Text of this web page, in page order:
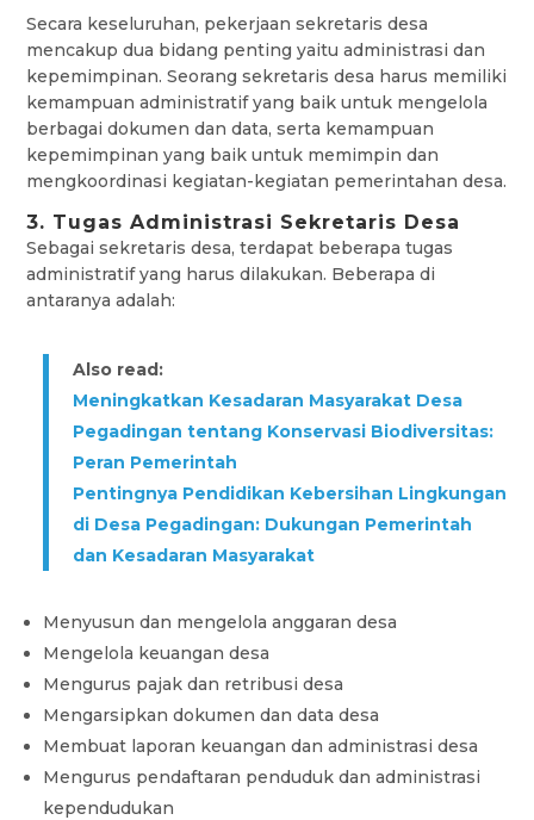
Secara keseluruhan, pekerjaan sekretaris desa
mencakup dua bidang penting yaitu administrasi dan
kepemimpinan. Seorang sekretaris desa harus memiliki
kemampuan administratif yang baik untuk mengelola
berbagai dokumen dan data, serta kemampuan
kepemimpinan yang baik untuk memimpin dan
mengkoordinasi kegiatan-kegiatan pemerintahan desa.
3. Tugas Administrasi Sekretaris Desa
Sebagai sekretaris desa, terdapat beberapa tugas
administratif yang harus dilakukan. Beberapa di
antaranya adalah:
Also read:
Meningkatkan Kesadaran Masyarakat Desa
Pegadingan tentang Konservasi Biodiversitas:
Peran Pemerintah
Pentingnya Pendidikan Kebersihan Lingkungan
di Desa Pegadingan: Dukungan Pemerintah
dan Kesadaran Masyarakat
Menyusun dan mengelola anggaran desa
Mengelola keuangan desa
Mengurus pajak dan retribusi desa
Mengarsipkan dokumen dan data desa
Membuat laporan keuangan dan administrasi desa
Mengurus pendaftaran penduduk dan administrasi
kependudukan